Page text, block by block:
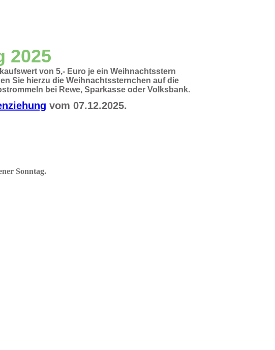
2025
von 5,- Euro je ein Weihnachtsstern
Sie hierzu die Weihnachtssternchen auf die
bei Rewe, Sparkasse oder Volksbank.
vom 07.12.2025.
Sonntag.